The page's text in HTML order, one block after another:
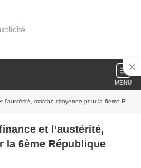
MENU
marche citoyenne pour la 6ème République
et l’austérité,
la 6ème République